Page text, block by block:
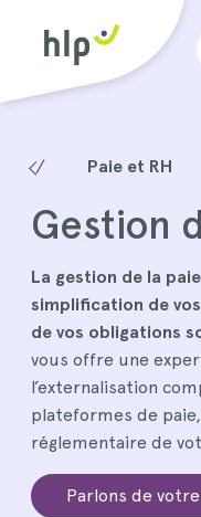
Paie et RH
Gestion
La gestion de la
simplification de
de vos obligations
vous offre une
l’externalisation
plateformes de
réglementaire de
Parlons de